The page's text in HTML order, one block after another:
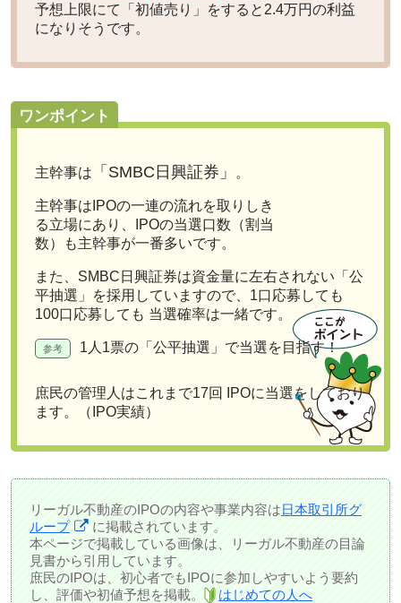
予想上限にて「初値売り」をすると 2.4万円の利益
になりそうです。
ワンポイント
主幹事は 「SMBC日興証券」 。
主幹事はIPOの一連の流れを取りしき
る立場にあり、
IPOの当選口数（割当
数）も主幹事が一番多いです。
また、SMBC日興証券は資金量に左右されない 「公
平抽選」を採用 していますので、1口応募しても
100口応募しても 当選確率は一緒です。
1人1票の「公平抽選」で当選を目指す！
庶民の管理人はこれまで17回 IPOに当選をしており
ます。（IPO実績）
リーガル不動産のIPOの内容や事業内容は日本取引所グ
ループ
に掲載されています。
本ページで掲載している画像は、リーガル不動産の目論
見書から引用しています。
庶民のIPOは、初心者でもIPOに参加しやすいよう要約
し、評価や初値予想を掲載。
はじめての人へ